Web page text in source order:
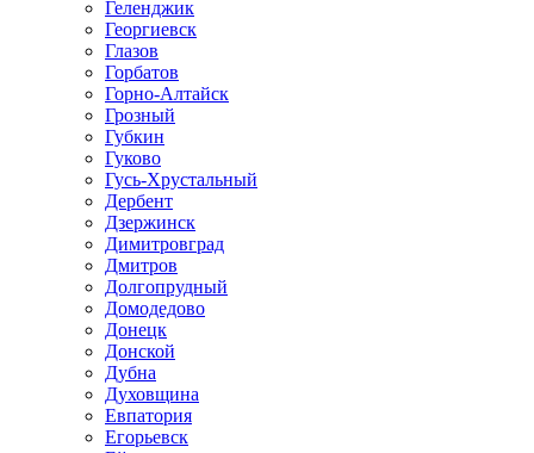
Геленджик
Георгиевск
Глазов
Горбатов
Горно-Алтайск
Грозный
Губкин
Гуково
Гусь-Хрустальный
Дербент
Дзержинск
Димитровград
Дмитров
Долгопрудный
Домодедово
Донецк
Донской
Дубна
Духовщина
Евпатория
Егорьевск